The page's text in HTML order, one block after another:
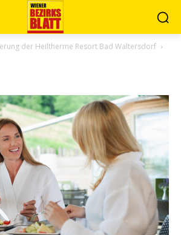
der Heiltherme Resort Bad Waltersdorf